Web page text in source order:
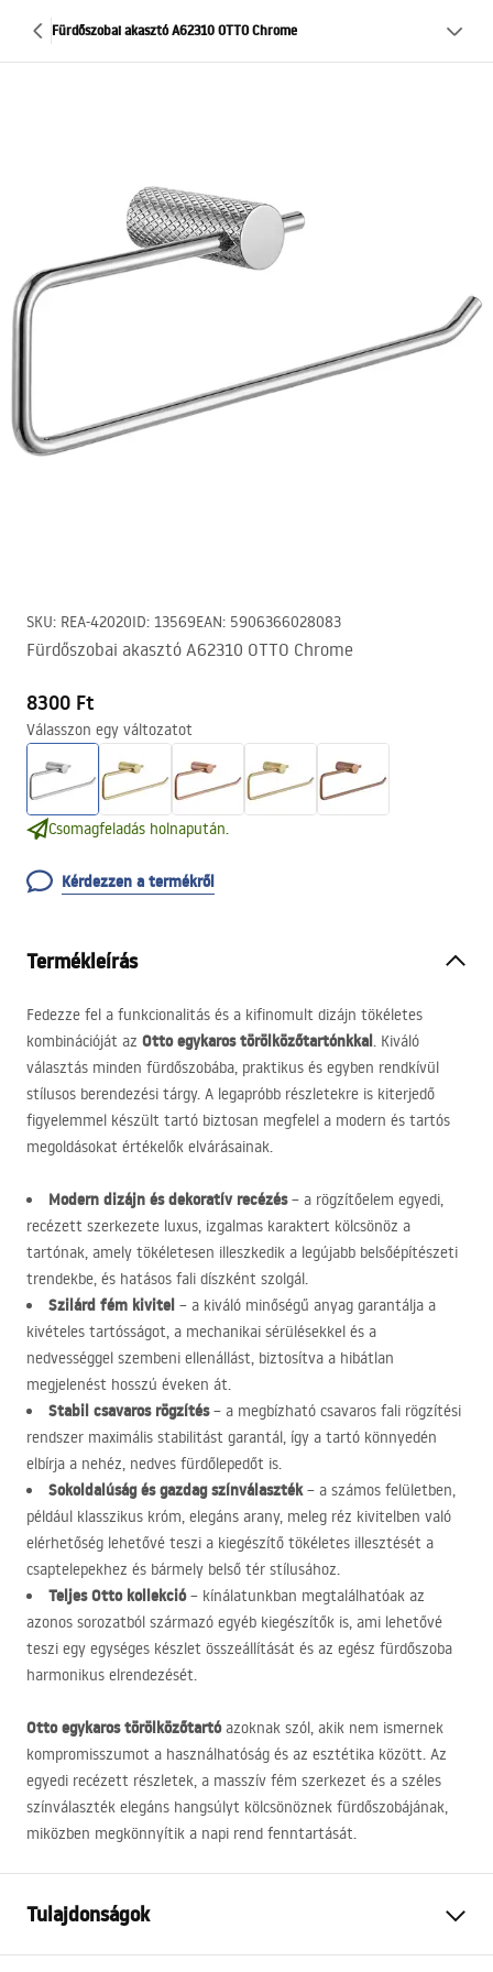
Fürdőszobai akasztó A62310 OTTO Chrome
SKU: REA-42020ID: 13569EAN: 5906366028083
Fürdőszobai akasztó A62310 OTTO Chrome
8300 Ft
Válasszon egy változatot
Csomagfeladás holnapután.
Kérdezzen a termékről
Termékleírás
Fedezze fel a funkcionalitás és a kifinomult dizájn tökéletes
kombinációját az Otto egykaros törölközőtartónkkal. Kiváló
választás minden fürdőszobába, praktikus és egyben rendkívül
stílusos berendezési tárgy. A legapróbb részletekre is kiterjedő
figyelemmel készült tartó biztosan megfelel a modern és tartós
megoldásokat értékelők elvárásainak.
Modern dizájn és dekoratív recézés– a rögzítőelem egyedi,
recézett szerkezete luxus, izgalmas karaktert kölcsönöz a
tartónak, amely tökéletesen illeszkedik a legújabb belsőépítészeti
trendekbe, és hatásos fali díszként szolgál.
Szilárd fém kivitel – a kiváló minőségű anyag garantálja a
kivételes tartósságot, a mechanikai sérülésekkel és a
nedvességgel szembeni ellenállást, biztosítva a hibátlan
megjelenést hosszú éveken át.
Stabil csavaros rögzítés– a megbízható csavaros fali rögzítési
rendszer maximális stabilitást garantál, így a tartó könnyedén
elbírja a nehéz, nedves fürdőlepedőt is.
Sokoldalúság és gazdag színválaszték– a számos felületben,
például klasszikus króm, elegáns arany, meleg réz kivitelben való
elérhetőség lehetővé teszi a kiegészítő tökéletes illesztését a
csaptelepekhez és bármely belső tér stílusához.
Teljes Otto kollekció– kínálatunkban megtalálhatóak az
azonos sorozatból származó egyéb kiegészítők is, ami lehetővé
teszi egy egységes készlet összeállítását és az egész fürdőszoba
harmonikus elrendezését.
Otto egykaros törölközőtartóazoknak szól, akik nem ismernek
kompromisszumot a használhatóság és az esztétika között. Az
egyedi recézett részletek, a masszív fém szerkezet és a széles
színválaszték elegáns hangsúlyt kölcsönöznek fürdőszobájának,
miközben megkönnyítik a napi rend fenntartását.
Tulajdonságok